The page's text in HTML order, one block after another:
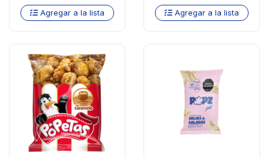
Agregar a la lista Agregar a la lista